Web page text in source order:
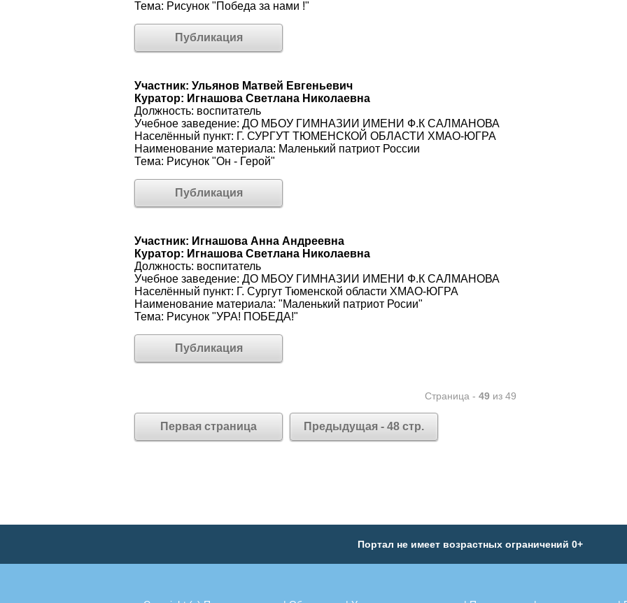
Тема: Рисунок "Победа за нами !"
Публикация
Участник: Ульянов Матвей Евгеньевич
Куратор: Игнашова Светлана Николаевна
Должность: воспитатель
Учебное заведение: ДО МБОУ ГИМНАЗИИ ИМЕНИ Ф.К САЛМАНОВА
Населённый пункт: Г. СУРГУТ ТЮМЕНСКОЙ ОБЛАСТИ ХМАО-ЮГРА
Наименование материала: Маленький патриот России
Тема: Рисунок "Он - Герой"
Публикация
Участник: Игнашова Анна Андреевна
Куратор: Игнашова Светлана Николаевна
Должность: воспитатель
Учебное заведение: ДО МБОУ ГИМНАЗИИ ИМЕНИ Ф.К САЛМАНОВА
Населённый пункт: Г. Сургут Тюменской области ХМАО-ЮГРА
Наименование материала: "Маленький патриот Росии"
Тема: Рисунок "УРА! ПОБЕДА!"
Публикация
Страница - 49из 49
Первая страница Предыдущая - 48 стр.
Портал не имеет возрастных ограничений 0+